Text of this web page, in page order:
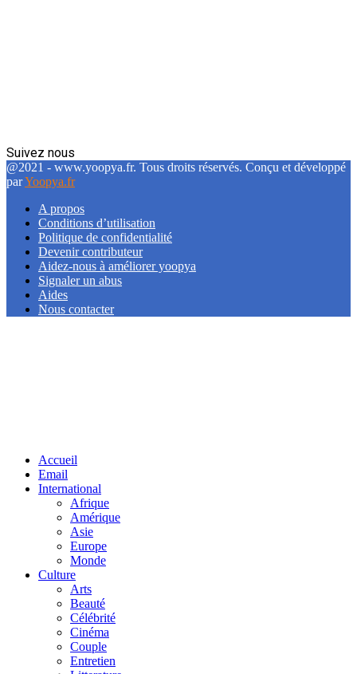
Suivez nous
Facebook
Twitter
Linkedin
@2021 - www.yoopya.fr. Tous droits réservés. Conçu et développé
parYoopya.fr
A propos
Conditions d’utilisation
Politique de confidentialité
Devenir contributeur
Aidez-nous à améliorer yoopya
Signaler un abus
Aides
Nous contacter
Accueil
Email
International
Afrique
Amérique
Asie
Europe
Monde
Culture
Arts
Beauté
Célébrité
Cinéma
Couple
Entretien